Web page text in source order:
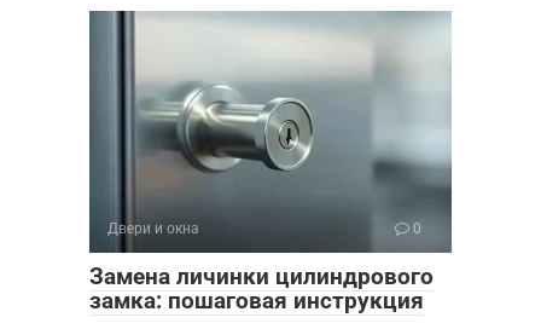
Двери и окна 0
Замена личинки цилиндрового
замка: пошаговая инструкция